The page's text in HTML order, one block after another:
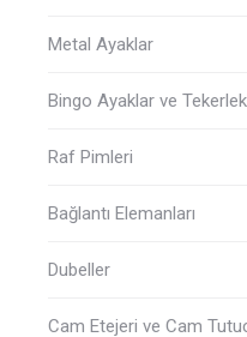
Metal Ayaklar
Bingo Ayaklar ve
Raf Pimleri
Bağlantı Elemanları
Dubeller
Cam Etejeri ve Cam